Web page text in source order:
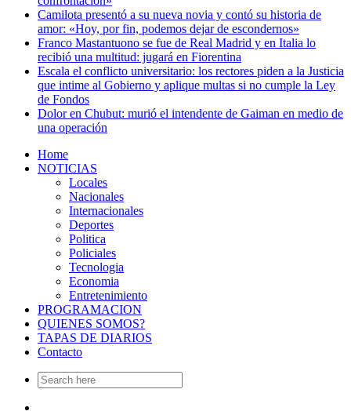
Camilota presentó a su nueva novia y contó su historia de
amor: «Hoy, por fin, podemos dejar de escondernos»
Franco Mastantuono se fue de Real Madrid y en Italia lo
recibió una multitud: jugará en Fiorentina
Escala el conflicto universitario: los rectores piden a la Justicia
que intime al Gobierno y aplique multas si no cumple la Ley
de Fondos
Dolor en Chubut: murió el intendente de Gaiman en medio de
una operación
Home
NOTICIAS
Locales
Nacionales
Internacionales
Deportes
Politica
Policiales
Tecnologia
Economia
Entretenimiento
PROGRAMACION
QUIENES SOMOS?
TAPAS DE DIARIOS
Contacto
Search
for: